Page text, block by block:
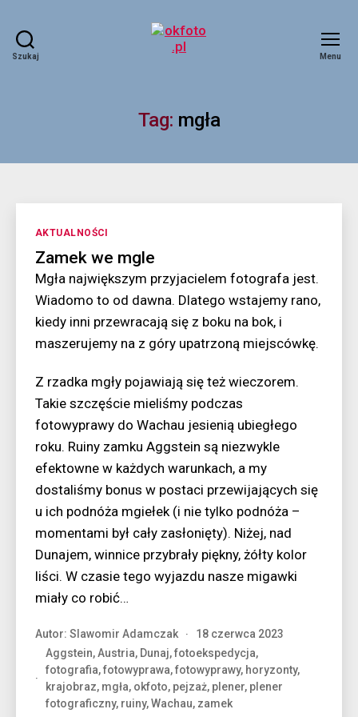
Szukaj Menu
Tag: mgła
Kategorie
AKTUALNOŚCI
Zamek we mgle
Mgła największym przyjacielem fotografa jest.
Wiadomo to od dawna. Dlatego wstajemy rano,
kiedy inni przewracają się z boku na bok, i
maszerujemy na z góry upatrzoną miejscówkę.
Z rzadka mgły pojawiają się też wieczorem.
Takie szczęście mieliśmy podczas
fotowyprawy do Wachau jesienią ubiegłego
roku. Ruiny zamku Aggstein są niezwykle
efektowne w każdych warunkach, a my
dostaliśmy bonus w postaci przewijających się
u ich podnóża mgiełek (i nie tylko podnóża –
momentami był cały zasłonięty). Niżej, nad
Dunajem, winnice przybrały piękny, żółty kolor
liści. W czasie tego wyjazdu nasze migawki
miały co robić…
Autor: Slawomir Adamczak
18 czerwca 2023
Aggstein,Austria, Dunaj,fotoekspedycja,
fotografia,fotowyprawa,fotowyprawy, horyzonty,
krajobraz, mgła, okfoto, pejzaż, plener, plener
fotograficzny, ruiny,Wachau, zamek